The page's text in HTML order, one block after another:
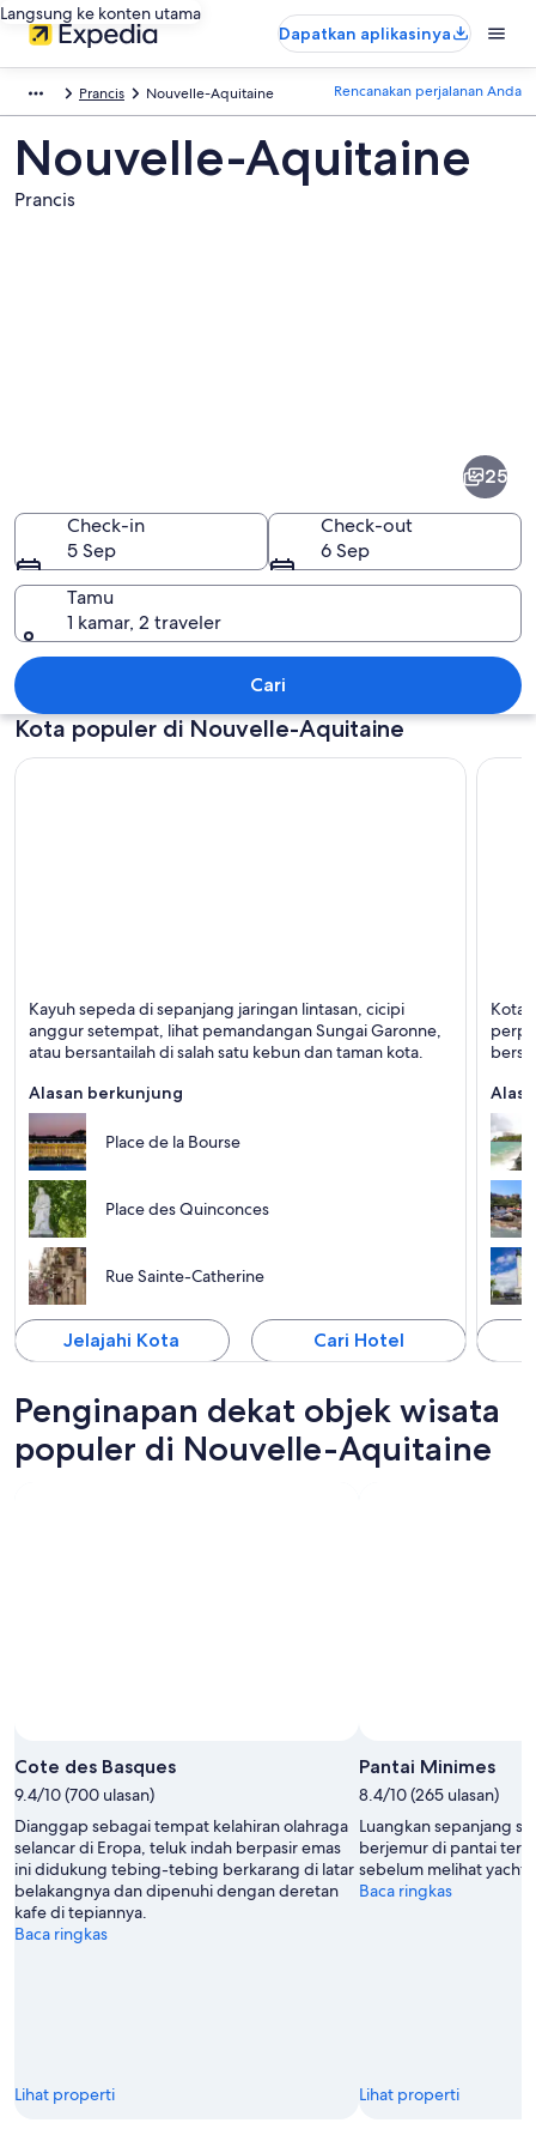
Langsung ke konten utama
Dapatkan aplikasinya
Prancis Nouvelle-Aquitaine Rencanakan perjalanan Anda
Nouvelle-Aquitaine
Prancis
25
Check-in
5 Sep
Check-out
6 Sep
Tamu
1 kamar, 2 traveler
Cari
Kota populer di Nouvelle-Aquitaine
Terkenal dengan Belanja, Tur, dan Bisnis
Kayuh sepeda di sepanjang jaringan lintasan, cicipi
anggur setempat, lihat pemandangan Sungai Garonne,
atau bersantailah di salah satu kebun dan taman kota.
Alasan berkunjung
Place de la Bourse
Place des Quinconces
Rue Sainte-Catherine
Jelajahi Kota Cari Hotel
Kota
Penginapan dekat objek wisata
populer di Nouvelle-Aquitaine
Cote des Basques
9.4/10 (700 ulasan)
Dianggap sebagai tempat kelahiran olahraga
selancar di Eropa, teluk indah berpasir emas
ini didukung tebing-tebing berkarang di latar
belakangnya dan dipenuhi dengan deretan
kafe di tepiannya.
Baca ringkas
Lihat properti
Pantai Minimes
8.4/10 (265 ulasan)
Luangkan sepanjang
berjemur di pantai
sebelum melihat yacht
Baca ringkas
Lihat properti